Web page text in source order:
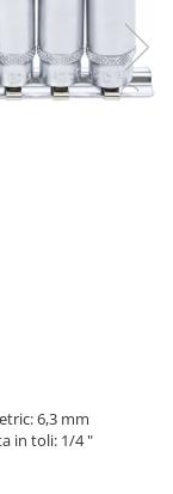
6,3 mm
in toli: 1/4 "